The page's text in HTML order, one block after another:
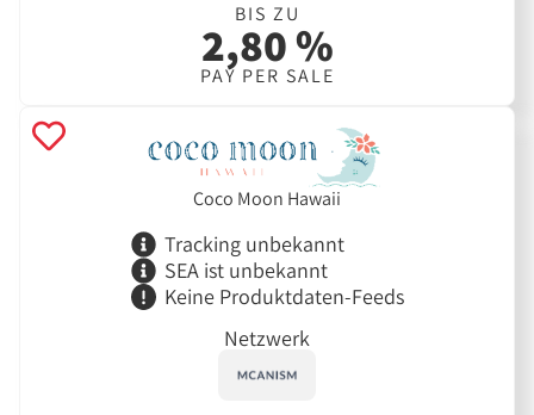
BIS ZU
2,80 %
PAY PER SALE
Coco Moon Hawaii
Tracking unbekannt
SEA ist unbekannt
Keine Produktdaten-Feeds
Netzwerk